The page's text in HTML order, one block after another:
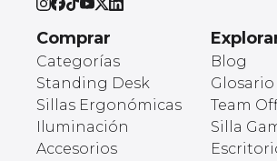
Comprar
Categorías
Standing Desk
Sillas Ergonómicas
Iluminación
Accesorios
Blog
Glosario
Team
Silla